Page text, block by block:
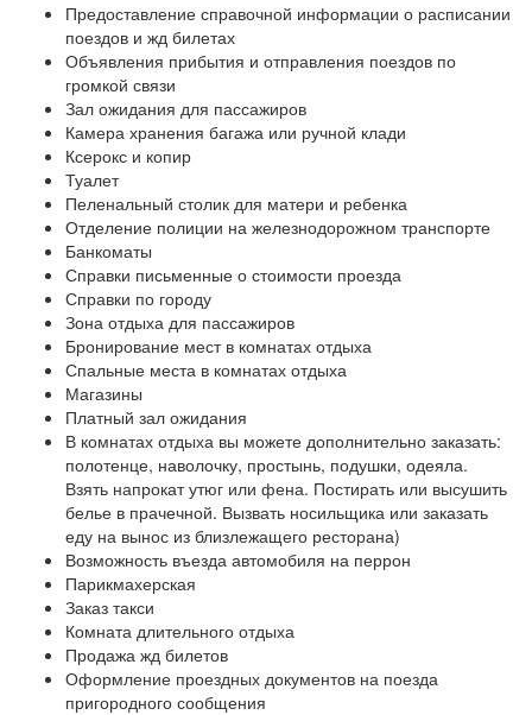
Предоставление справочной информации о расписании
поездов и жд билетах
Объявления прибытия и отправления поездов по
громкой связи
Зал ожидания для пассажиров
Камера хранения багажа или ручной клади
Ксерокс и копир
Туалет
Пеленальный столик для матери и ребенка
Отделение полиции на железнодорожном транспорте
Банкоматы
Справки письменные о стоимости проезда
Справки по городу
Зона отдыха для пассажиров
Бронирование мест в комнатах отдыха
Спальные места в комнатах отдыха
Магазины
Платный зал ожидания
В комнатах отдыха вы можете дополнительно заказать:
полотенце, наволочку, простынь, подушки, одеяла.
Взять напрокат утюг или фена. Постирать или высушить
белье в прачечной. Вызвать носильщика или заказать
еду на вынос из близлежащего ресторана)
Возможность въезда автомобиля на перрон
Парикмахерская
Заказ такси
Комната длительного отдыха
Продажа жд билетов
Оформление проездных документов на поезда
пригородного сообщения